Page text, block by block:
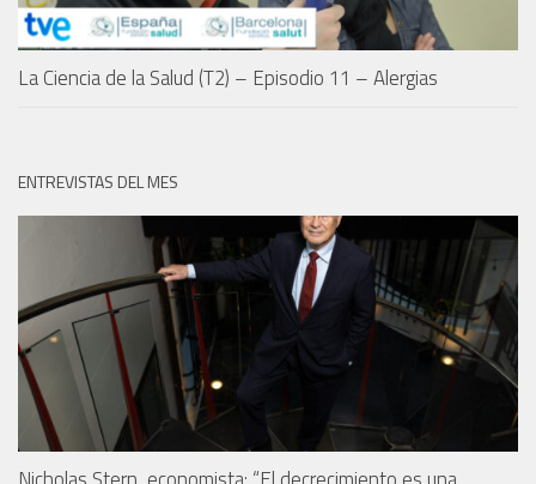
La Ciencia de la Salud (T2) – Episodio 11 – Alergias
ENTREVISTAS DEL MES